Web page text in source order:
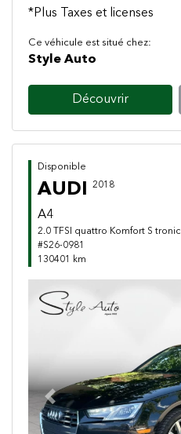
*Plus Taxes et licenses
Ce véhicule est situé chez:
Style Auto
Découvrir
Disponible
AUDI 2018
A4
2.0 TFSI quattro Komfort S tronic
#S26-0981
130401 km
Previous